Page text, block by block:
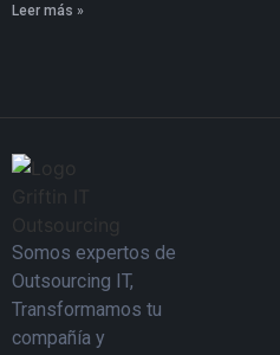
Leer más »
Somos expertos de
Outsourcing IT,
Transformamos tu
compañía y